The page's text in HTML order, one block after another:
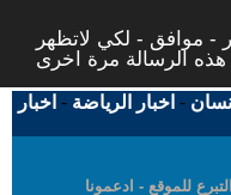
- موافق - لكي لاتظهر
- اخبار الرياضة - اخبار
التبرع للموقع - ادعمونا